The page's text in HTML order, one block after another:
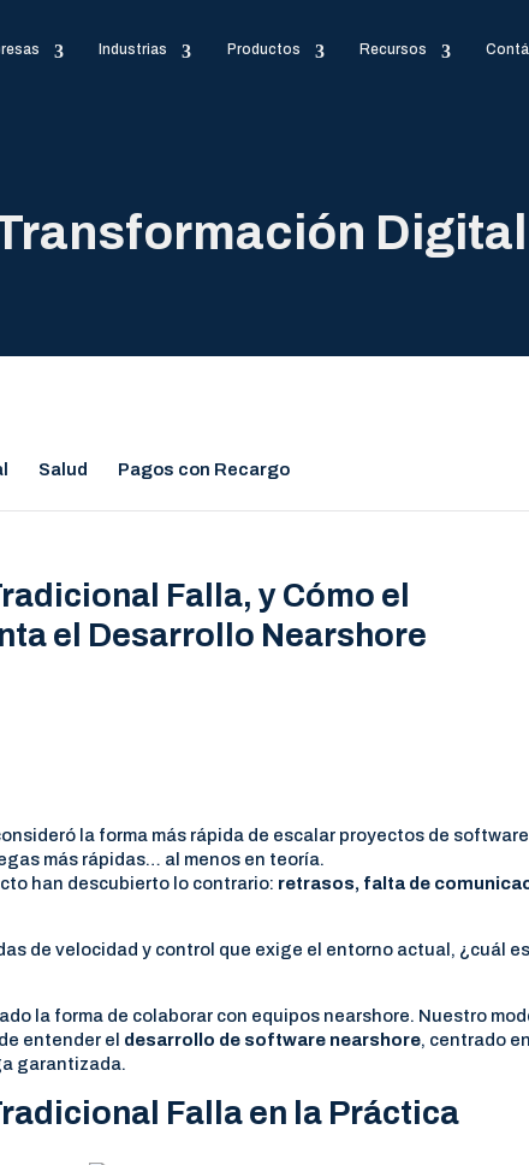
Industrias Productos Recursos
Digital
Salud Pagos con Recargo
Falla, y Cómo el
el Desarrollo Nearshore
la forma más rápida de escalar proyectos de
más rápidas… al menos en teoría.
han descubierto lo contrario: retrasos, falta de
de velocidad y control que exige el entorno actual, ¿cuál
la forma de colaborar con equipos nearshore. Nuestro
entender el desarrollo de software nearshore, centrado en
garantizada.
Falla en la Práctica